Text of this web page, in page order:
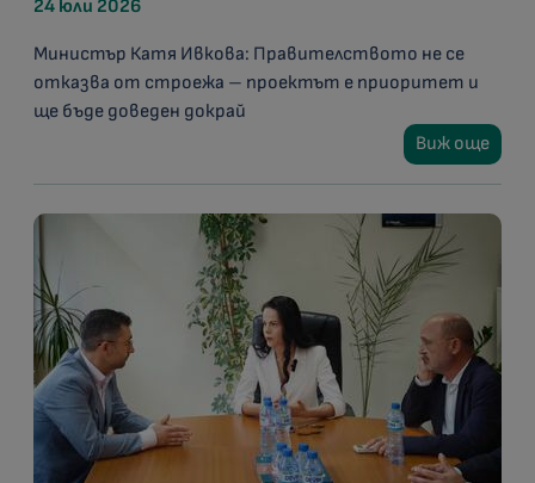
24 юли 2026
Министър Катя Ивкова: Правителството не се
отказва от строежа – проектът е приоритет и
ще бъде доведен докрай
Виж още